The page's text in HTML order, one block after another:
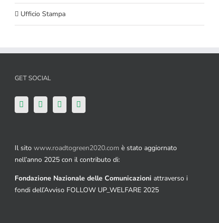
Ufficio Stampa
GET SOCIAL
Il sito www.roadtogreen2020.com è stato aggiornato
nell’anno 2025 con il contributo di:
Fondazione Nazionale delle Comunicazioni attraverso i
fondi dell’Avviso FOLLOW UP_WELFARE 2025